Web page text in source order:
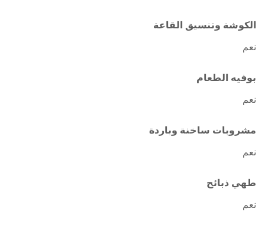
الكوشة وتنسيق القاعة
نعم
بوفيه الطعام
نعم
مشروبات ساخنة وباردة
نعم
طهي ذبائح
نعم